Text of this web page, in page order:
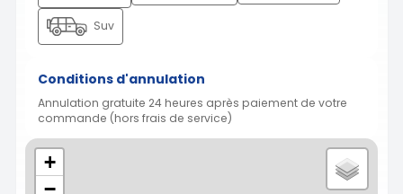
Suv
Conditions d'annulation
Annulation gratuite 24 heures après paiement de votre
commande (hors frais de service)
+
−